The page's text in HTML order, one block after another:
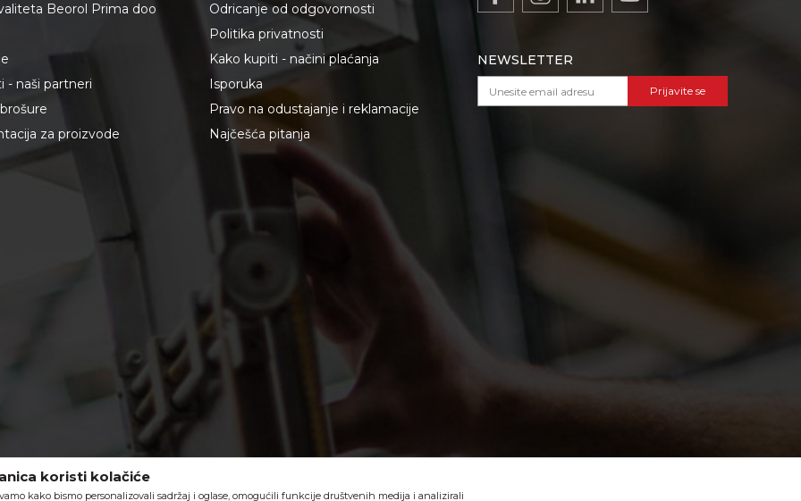
Beorol Prima doo
- naši partneri
za proizvode
Odricanje od odgovornosti
Politika privatnosti
Kako kupiti - načini plaćanja
Isporuka
Pravo na odustajanje i reklamacije
Najčešća pitanja
NEWSLETTER
Prijavite se
koristi kolačiće
kako bismo personalizovali sadržaj i oglase, omogućili funkcije društvenih medija i analizirali